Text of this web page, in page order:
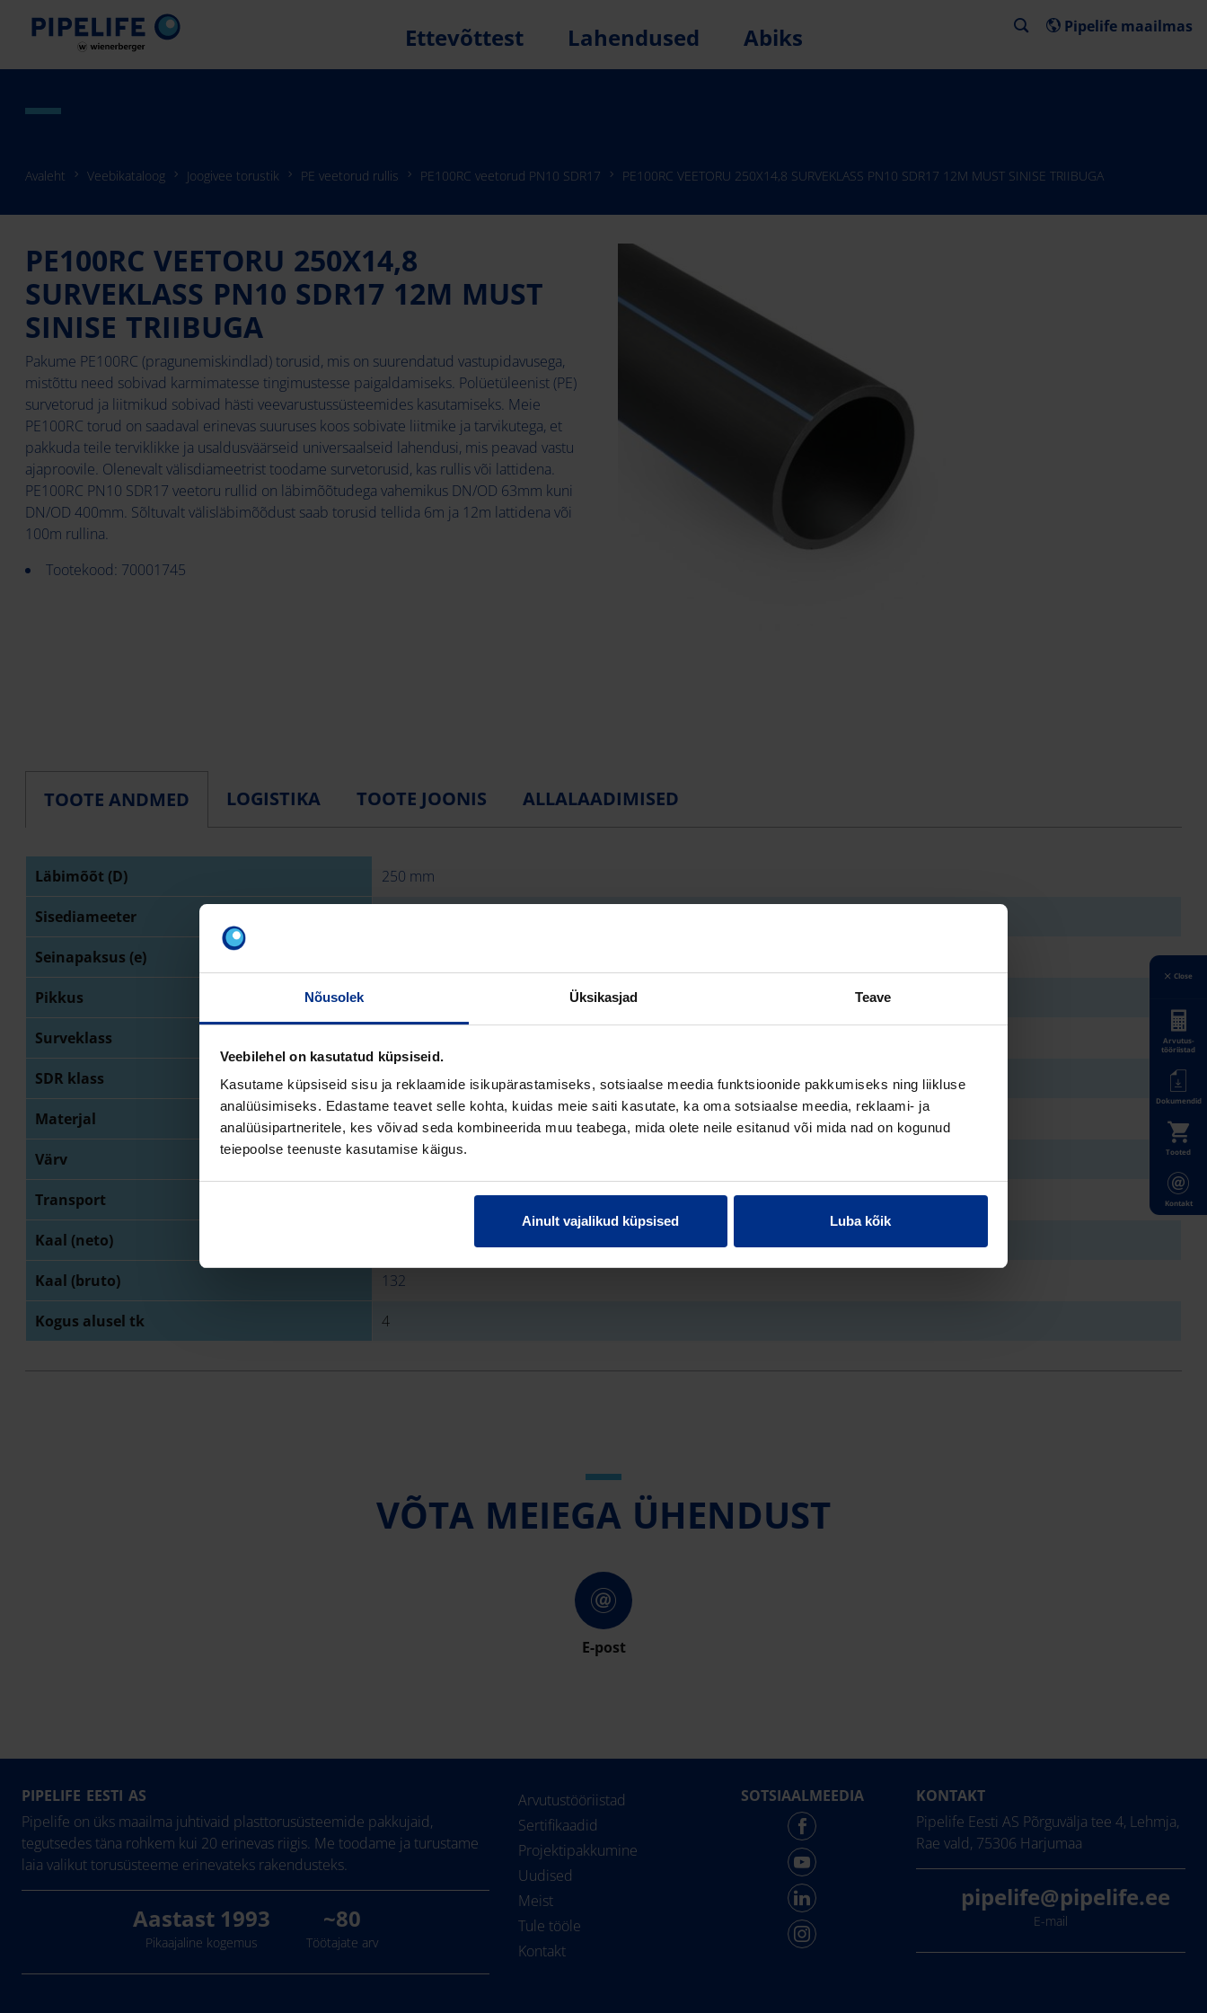
Nõusolek Üksikasjad Teave
Veebilehel on kasutatud küpsiseid.
Kasutame küpsiseid sisu ja reklaamide isikupärastamiseks, sotsiaalse meedia funktsioonide pakkumiseks ning liikluse
analüüsimiseks. Edastame teavet selle kohta, kuidas meie saiti kasutate, ka oma sotsiaalse meedia, reklaami- ja
analüüsipartneritele, kes võivad seda kombineerida muu teabega, mida olete neile esitanud või mida nad on kogunud
teiepoolse teenuste kasutamise käigus.
Ainult vajalikud küpsised Luba kõik
Ettevõttest Lahendused Abiks Pipelife maailmas
Avaleht Veebikataloog Joogivee torustik PE veetorud rullis PE100RC veetorud PN10 SDR17 PE100RC VEETORU 250X14,8 SURVEKLASS PN10 SDR17 12M MUST SINISE TRIIBUGA
PE100RC VEETORU 250X14,8
SURVEKLASS PN10 SDR17 12M MUST
SINISE TRIIBUGA
Pakume PE100RC (pragunemiskindlad) torusid, mis on suurendatud vastupidavusega,
mistõttu need sobivad karmimatesse tingimustesse paigaldamiseks. Polüetüleenist (PE)
survetorud ja liitmikud sobivad hästi veevarustussüsteemides kasutamiseks. Meie
PE100RC torud on saadaval erinevas suuruses koos sobivate liitmike ja tarvikutega, et
pakkuda teile terviklikke ja usaldusväärseid universaalseid lahendusi, mis peavad vastu
ajaproovile. Olenevalt välisdiameetrist toodame survetorusid, kas rullis või lattidena.
PE100RC PN10 SDR17 veetoru rullid on läbimõõtudega vahemikus DN/OD 63mm kuni
DN/OD 400mm. Sõltuvalt välisläbimõõdust saab torusid tellida 6m ja 12m lattidena või
100m rullina.
Tootekood: 70001745
TOOTE ANDMED LOGISTIKA TOOTE JOONIS ALLALAADIMISED
Läbimõõt (D) 250 mm
Sisediameeter
Seinapaksus (e)
Pikkus
Surveklass
SDR klass SDR 17
Materjal PE (Polüetüleen)
Värv must
Transport
Kaal (neto)
Kaal (bruto) 132
Kogus alusel tk 4
VÕTA MEIEGA ÜHENDUST
E-post
Close
Arvutus-
tööriistad
Dokumendid
Tooted
Kontakt
PIPELIFE EESTI AS
Pipelife on üks maailma juhtivaid plasttorusüsteemide pakkujaid,
tegutsedes täna rohkem kui 20 erinevas riigis. Me toodame ja turustame
laia valikut torusüsteeme erinevateks rakendusteks.
Aastast 1993
Pikaajaline kogemus
~80
Töötajate arv
Arvutustööriistad
Sertifikaadid
Projektipakkumine
Uudised
Meist
Tule tööle
Kontakt
SOTSIAALMEEDIA
KONTAKT
Pipelife Eesti AS Põrguvälja tee 4, Lehmja,
Rae vald, 75306 Harjumaa
pipelife@pipelife.ee
E-mail